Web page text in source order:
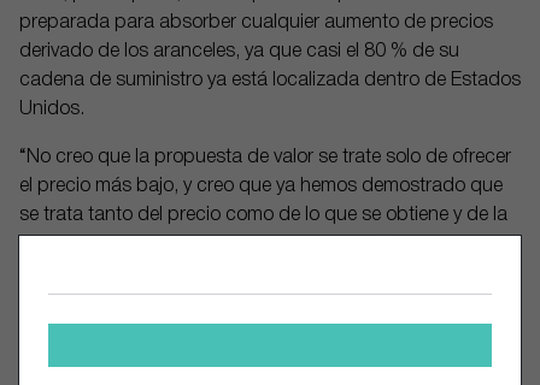
preparada para absorber cualquier aumento de precios
derivado de los aranceles, ya que casi el 80 % de su
cadena de suministro ya está localizada dentro de Estados
Unidos.
“No creo que la propuesta de valor se trate solo de ofrecer
el precio más bajo, y creo que ya hemos demostrado que
se trata tanto del precio como de lo que se obtiene y de la